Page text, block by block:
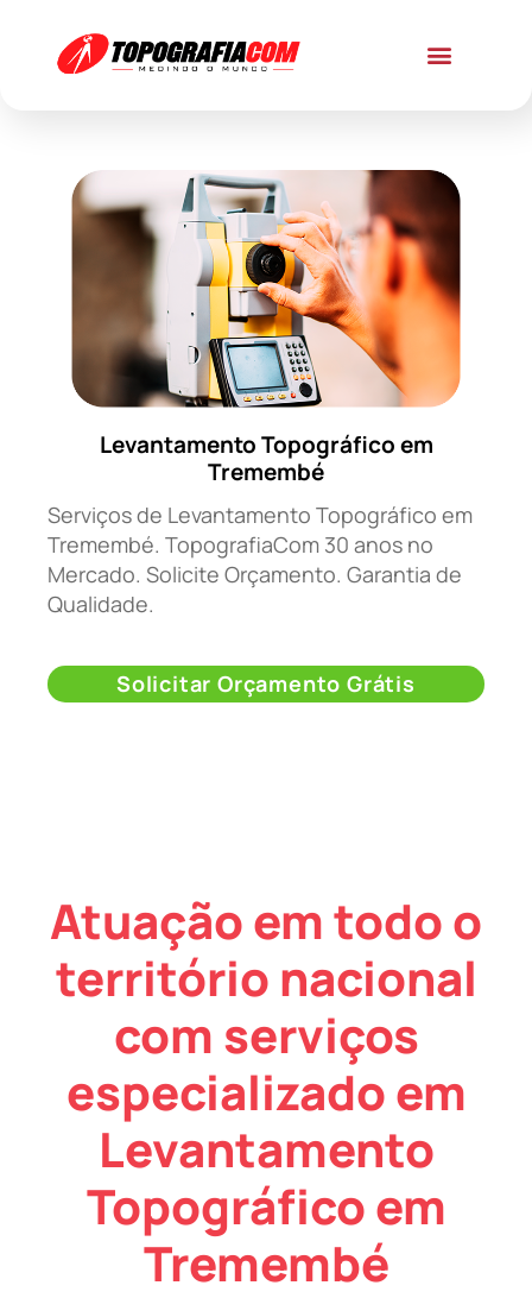
Levantamento Topográfico em
Tremembé
Serviços de Levantamento Topográfico em
Tremembé. TopografiaCom 30 anos no
Mercado. Solicite Orçamento. Garantia de
Qualidade.
Solicitar Orçamento Grátis
Atuação em todo o
território nacional
com serviços
especializado em
Levantamento
Topográfico em
Tremembé